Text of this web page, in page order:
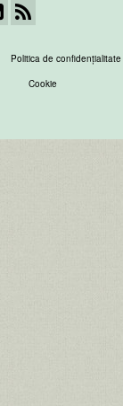
Politica de confidenţialitate
Cookie